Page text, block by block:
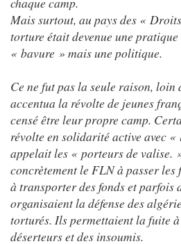
Mais surtout, au pays des «
torture était devenue une
« bavure » mais une politique.
Ce ne fut pas la seule raison, loin
accentua la révolte de jeunes
censé être leur propre camp.
révolte en solidarité active avec «
appelait les « porteurs de valise.
concrètement le FLN à passer les
à transporter des fonds et parfois
organisaient la défense des
torturés. Ils permettaient la fuite
déserteurs et des insoumis.